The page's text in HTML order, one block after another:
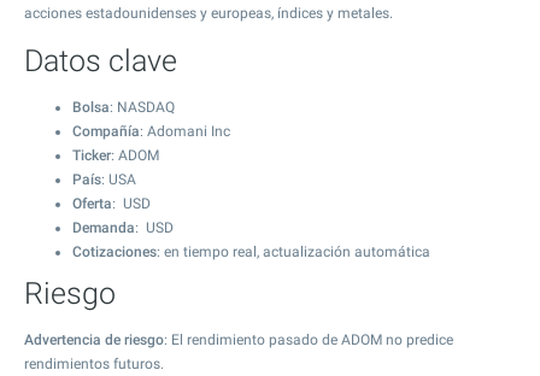
acciones estadounidenses y europeas, índices y metales.
Datos clave
Bolsa: NASDAQ
Compañía: Adomani Inc
Ticker: ADOM
País: USA
Oferta: USD
Demanda: USD
Cotizaciones: en tiempo real, actualización automática
Riesgo
Advertencia de riesgo: El rendimiento pasado de ADOM no predice
rendimientos futuros.